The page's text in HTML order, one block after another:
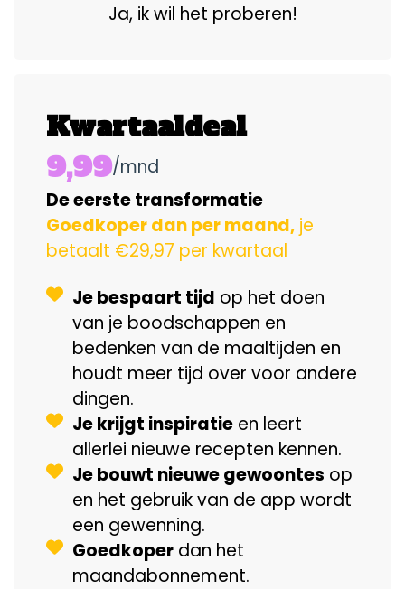
Ja, ik wil het proberen!
Kwartaaldeal
9,99/mnd
De eerste transformatie
Goedkoper dan per maand, je
betaalt €29,97 per kwartaal
Je bespaart tijd op het doen
van je boodschappen en
bedenken van de maaltijden en
houdt meer tijd over voor andere
dingen.
Je krijgt inspiratieen leert
allerlei nieuwe recepten kennen.
Je bouwt nieuwe gewoontes op
en het gebruik van de app wordt
een gewenning.
Goedkoperdan het
maandabonnement.